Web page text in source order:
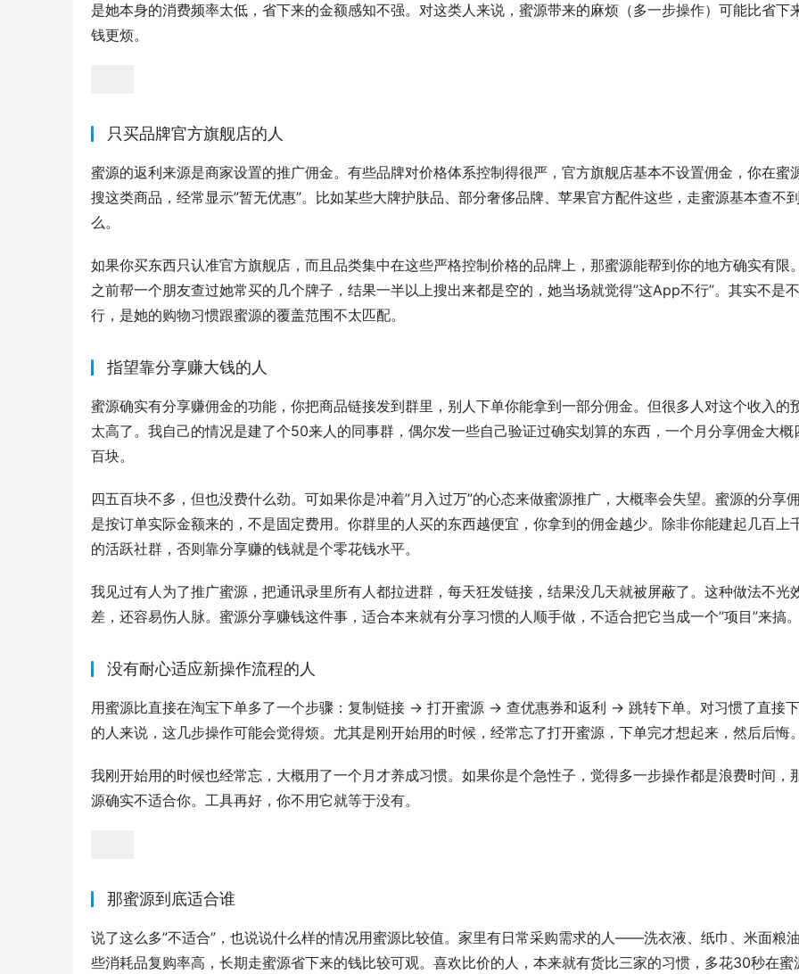
是她本身的消费频率太低，省下来的金额感知不强。对这类人来说，蜜源带来的麻烦（多一步操作）可能比省下
钱更烦。
只买品牌官方旗舰店的人
蜜源的返利来源是商家设置的推广佣金。有些品牌对价格体系控制得很严，官方旗舰店基本不设置佣金，你在蜜
搜这类商品，经常显示”暂无优惠”。比如某些大牌护肤品、部分奢侈品牌、苹果官方配件这些，走蜜源基本查不
么。
如果你买东西只认准官方旗舰店，而且品类集中在这些严格控制价格的品牌上，那蜜源能帮到你的地方确实有限
之前帮一个朋友查过她常买的几个牌子，结果一半以上搜出来都是空的，她当场就觉得”这App不行”。其实不是不
行，是她的购物习惯跟蜜源的覆盖范围不太匹配。
指望靠分享赚大钱的人
蜜源确实有分享赚佣金的功能，你把商品链接发到群里，别人下单你能拿到一部分佣金。但很多人对这个收入的
太高了。我自己的情况是建了个50来人的同事群，偶尔发一些自己验证过确实划算的东西，一个月分享佣金大概
百块。
四五百块不多，但也没费什么劲。可如果你是冲着”月入过万”的心态来做蜜源推广，大概率会失望。蜜源的分享
是按订单实际金额来的，不是固定费用。你群里的人买的东西越便宜，你拿到的佣金越少。除非你能建起几百上
的活跃社群，否则靠分享赚的钱就是个零花钱水平。
我见过有人为了推广蜜源，把通讯录里所有人都拉进群，每天狂发链接，结果没几天就被屏蔽了。这种做法不光
差，还容易伤人脉。蜜源分享赚钱这件事，适合本来就有分享习惯的人顺手做，不适合把它当成一个”项目”来搞
没有耐心适应新操作流程的人
用蜜源比直接在淘宝下单多了一个步骤：复制链接 → 打开蜜源 → 查优惠券和返利 → 跳转下单。对习惯了直接
的人来说，这几步操作可能会觉得烦。尤其是刚开始用的时候，经常忘了打开蜜源，下单完才想起来，然后后悔
我刚开始用的时候也经常忘，大概用了一个月才养成习惯。如果你是个急性子，觉得多一步操作都是浪费时间，
源确实不适合你。工具再好，你不用它就等于没有。
那蜜源到底适合谁
说了这么多”不适合”，也说说什么样的情况用蜜源比较值。家里有日常采购需求的人——洗衣液、纸巾、米面粮
些消耗品复购率高，长期走蜜源省下来的钱比较可观。喜欢比价的人，本来就有货比三家的习惯，多花30秒在蜜